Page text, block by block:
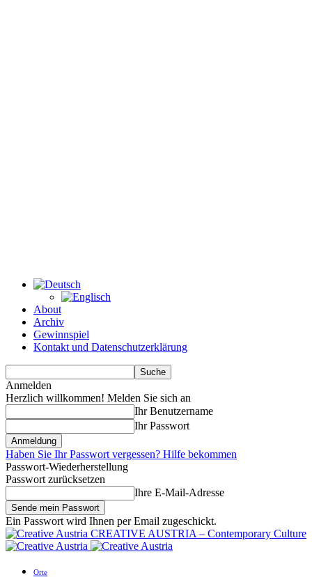
About
Archiv
Gewinnspiel
Kontakt und Datenschutzerklärung
Anmelden
Herzlich willkommen! Melden Sie sich an
Ihr Benutzername
Ihr Passwort
Haben Sie Ihr Passwort vergessen? Hilfe bekommen
Passwort-Wiederherstellung
Passwort zurücksetzen
Ihre E-Mail-Adresse
Ein Passwort wird Ihnen per Email zugeschickt.
CREATIVE AUSTRIA – Contemporary Culture
Orte